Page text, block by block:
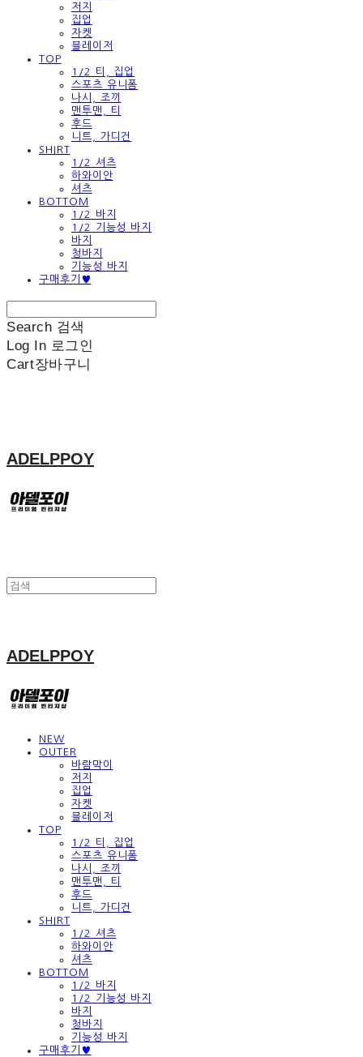
저지
집업
자켓
블레이저
TOP
1/2 티, 집업
스포츠 유니폼
나시, 조끼
맨투맨, 티
후드
니트, 가디건
SHIRT
1/2 셔츠
하와이안
셔츠
BOTTOM
1/2 바지
1/2 기능성 바지
바지
청바지
기능성 바지
구매후기♥
Search 검색
Log In 로그인
Cart장바구니
ADELPPOY
ADELPPOY
NEW
OUTER
바람막이
저지
집업
자켓
블레이저
TOP
1/2 티, 집업
스포츠 유니폼
나시, 조끼
맨투맨, 티
후드
니트, 가디건
SHIRT
1/2 셔츠
하와이안
셔츠
BOTTOM
1/2 바지
1/2 기능성 바지
바지
청바지
기능성 바지
구매후기♥